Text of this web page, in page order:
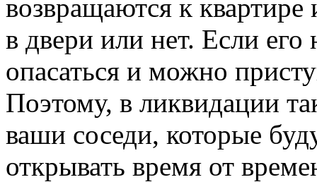
возвращаются к
в двери или нет. Если его
опасаться и можно
Поэтому, в ликвидации
ваши соседи, которые
открывать время от